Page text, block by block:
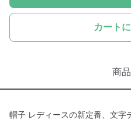
カート
商
帽子 レディースの新定番、文字